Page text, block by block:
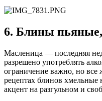
6. Блины
Масленица — последняя
разрешено употреблять
ограничение важно, но все
рецептах блинов
акцент на разгульном и